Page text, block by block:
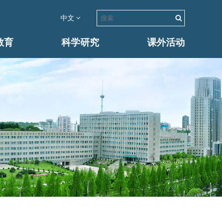
中文
育 科学研究 课外活动